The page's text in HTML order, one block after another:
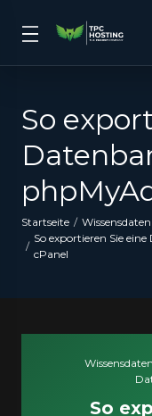
So
Startseite
So exportieren Sie
cPanel
So